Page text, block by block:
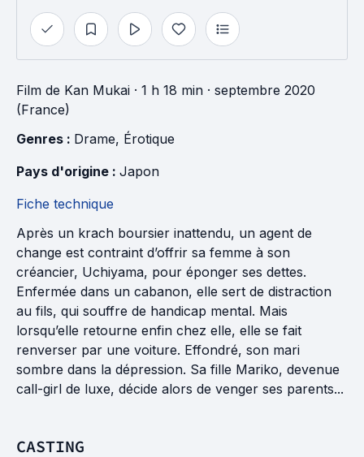
Film de Kan Mukai · 1 h 18 min · septembre 2020
(France)
Genres : Drame, Érotique
Pays d'origine : Japon
Fiche technique
Après un krach boursier inattendu, un agent de
change est contraint d’offrir sa femme à son
créancier, Uchiyama, pour éponger ses dettes.
Enfermée dans un cabanon, elle sert de distraction
au fils, qui souffre de handicap mental. Mais
lorsqu’elle retourne enfin chez elle, elle se fait
renverser par une voiture. Effondré, son mari
sombre dans la dépression. Sa fille Mariko, devenue
call-girl de luxe, décide alors de venger ses parents...
CASTING